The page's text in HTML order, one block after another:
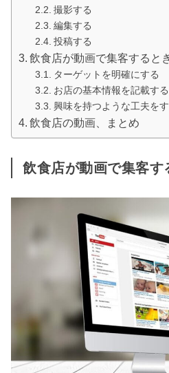
撮影する
編集する
投稿する
飲食店が動画で集客すると
ターゲットを明確にする
お店の基本情報を記載する
興味を持つような工夫を
飲食店の動画、まとめ
飲食店が動画で集客す